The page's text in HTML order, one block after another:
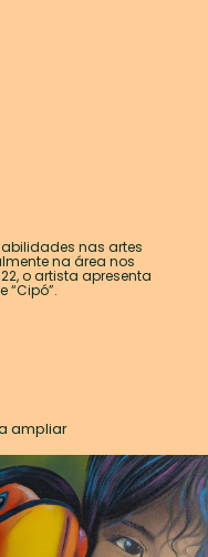
nas artes
na área nos
o artista apresenta
“Cipó”.
ampliar